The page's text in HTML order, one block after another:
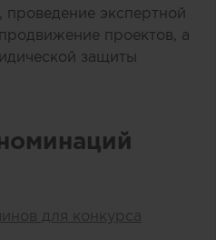
проведение экспертной
проектов, а
защиты
для конкурса